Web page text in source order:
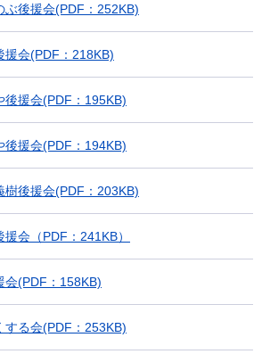
ぶ後援会(PDF：252KB)
援会(PDF：218KB)
後援会(PDF：195KB)
後援会(PDF：194KB)
樹後援会(PDF：203KB)
会（PDF：241KB）
会(PDF：158KB)
する会(PDF：253KB)